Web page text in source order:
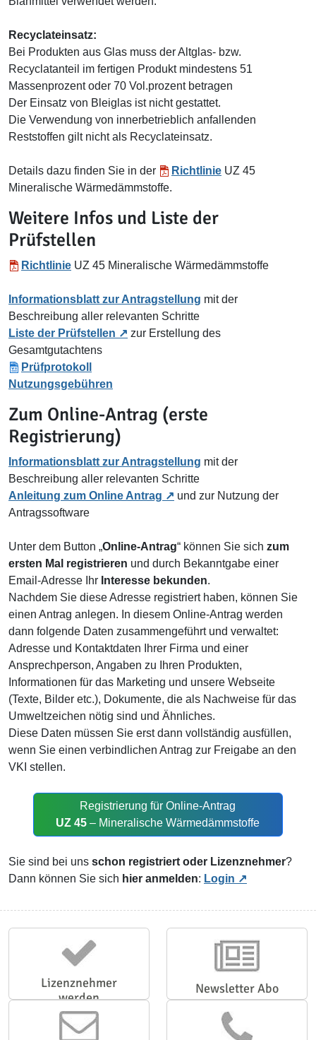
Recyclateinsatz:
Bei Produkten aus Glas muss der Altglas- bzw.
Recyclatanteil im fertigen Produkt mindestens 51
Massenprozent oder 70 Vol.prozent betragen
Der Einsatz von Bleiglas ist nicht gestattet.
Die Verwendung von innerbetrieblich anfallenden
Reststoffen gilt nicht als Recyclateinsatz.
Details dazu finden Sie in der Richtlinie UZ 45
Mineralische Wärmedämmstoffe.
Weitere Infos und Liste der
Prüfstellen
Richtlinie UZ 45 Mineralische Wärmedämmstoffe
Informationsblatt zur Antragstellung mit der
Beschreibung aller relevanten Schritte
Liste der Prüfstellen
zur Erstellung des
Gesamtgutachtens
Prüfprotokoll
Nutzungsgebühren
Zum Online-Antrag (erste
Registrierung)
Informationsblatt zur Antragstellung mit der
Beschreibung aller relevanten Schritte
Anleitung zum Online Antrag
und zur Nutzung der
Antragssoftware
Unter dem Button „Online-Antrag“ können Sie sich zum
ersten Mal registrieren und durch Bekanntgabe einer
Email-Adresse Ihr Interesse bekunden.
Nachdem Sie diese Adresse registriert haben, können Sie
einen Antrag anlegen. In diesem Online-Antrag werden
dann folgende Daten zusammengeführt und verwaltet:
Adresse und Kontaktdaten Ihrer Firma und einer
Ansprechperson, Angaben zu Ihren Produkten,
Informationen für das Marketing und unsere Webseite
(Texte, Bilder etc.), Dokumente, die als Nachweise für das
Umweltzeichen nötig sind und Ähnliches.
Diese Daten müssen Sie erst dann vollständig ausfüllen,
wenn Sie einen verbindlichen Antrag zur Freigabe an den
VKI stellen.
Registrierung für Online-Antrag
UZ 45 – Mineralische Wärmedämmstoffe
Sie sind bei uns schon registriert oder Lizenznehmer?
Dann können Sie sich hier anmelden: Login
Lizenznehmer
werden
Newsletter Abo